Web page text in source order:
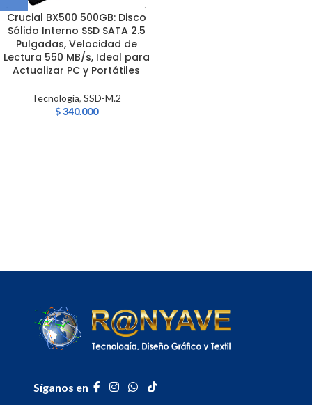
Crucial BX500 500GB: Disco
Sólido Interno SSD SATA 2.5
Pulgadas, Velocidad de
Lectura 550 MB/s, Ideal para
Actualizar PC y Portátiles
Tecnología, SSD-M.2
$340.000
Síganos en